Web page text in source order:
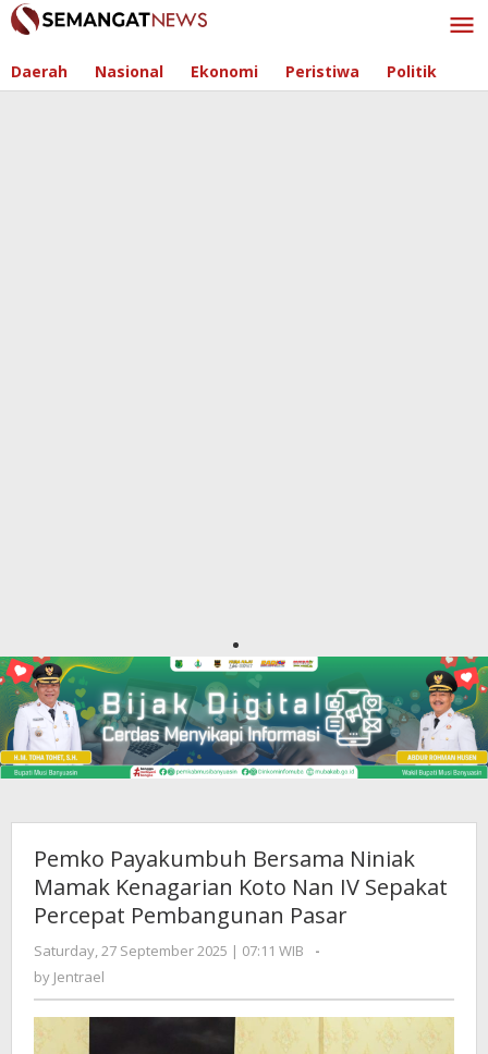
Skip
to
Daerah Nasional Ekonomi Peristiwa Politik
Pemko Payakumbuh Bersama Niniak
Mamak Kenagarian Koto Nan IV Sepakat
Percepat Pembangunan Pasar
Saturday, 27 September 2025 | 07:11 WIB
by
-
by Jentrael